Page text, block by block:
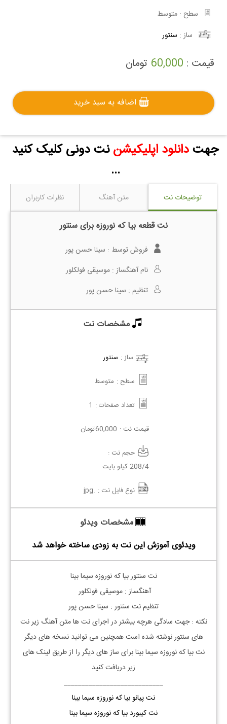
سطح : متوسط
ساز : سنتور
قیمت : 60,000 تومان
اضافه به سبد خرید
جهتدانلود اپلیکیشن نت دونی کلیک کنید
...
توضیحات نت متن آهنگ نظرات کاربران
نت قطعه بیا که نوروزه برای سنتور
فروش توسط : سینا حسن پور
نام آهنگساز : موسیقی فولکلور
تنظیم : سینا حسن پور
مشخصات نت
ساز : سنتور
سطح : متوسط
تعداد صفحات : 1
قیمت نت : 60,000تومان
حجم نت :
208/4 کیلو بایت
نوع فایل نت : .jpg
مشخصات ویدئو
ویدئوی آموزش این نت به زودی ساخته خواهد شد
نت سنتوربیا که نوروزه سیما بینا
آهنگساز : موسیقی فولکلور
تنظیم نت سنتور : سینا حسن پور
نکته : جهت سادگی هرچه بیشتر در اجرای نت ها متن آهنگ زیر نت
های سنتور نوشته شده است همچنین می توانید نسخه های دیگر
نت بیا که نوروزه سیما بینا برای ساز های دیگر را از طریق لینک های
زیر دریافت کنید
____________________________
نت پیانو بیا که نوروزه سیما بینا
نت کیبورد بیا که نوروزه سیما بینا